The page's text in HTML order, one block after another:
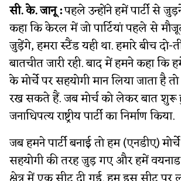
सी. के. जानू :पहले उन्होंने हमें पार्टी से
कहा कि केरल में जो पार्टियां पहले से
जुड़ेंगे, हमरा स्टैंड यही था. हमारे बीच दो-
बातचीत जारी रही. बाद में हमने कहा
के मोर्चे पर सहयोगी मान लिया जाता है
रख सकते हैं. जब मोर्च को लेकर बात शुरू
जनाधिपत्य राष्ट्रीय पार्टी का निर्माण किया.
जब हमने पार्टी बनाई तो हम (एनडीए)
सहयोगी की तरह जुड़ गए और हमें